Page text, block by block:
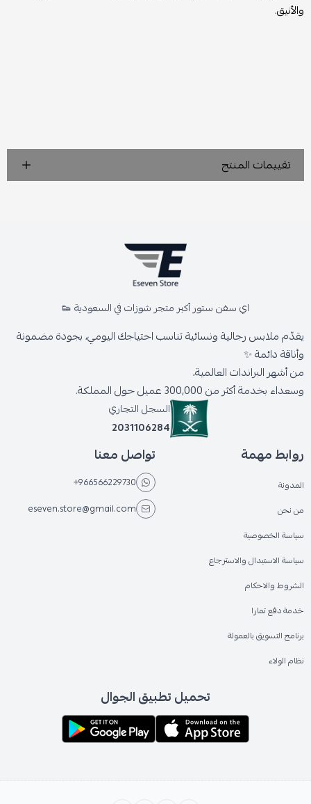
والأنيق.
تقييمات المنتج
اي سفن ستور أكبر متجر شوزات في السعودية 👟
يقدّم ملابس رجالية ونسائية تناسب احتياجك اليومي، بجودة مضمونة
وأناقة دائمة ✨
من أشهر البراندات العالمية،
وسعداء بخدمة أكثر من 300,000 عميل حول المملكة.
السجل التجاري
2031106284
روابط مهمة
المدونة
من نحن
سياسة الخصوصية
سياسة الاستبدال والاسترجاع
الشروط والاحكام
خدمة دفع تمارا
برنامج التسويق بالعمولة
نظام الولاء
تواصل معنا
+966566229730
eseven.store@gmail.com
تحميل تطبيق الجوال